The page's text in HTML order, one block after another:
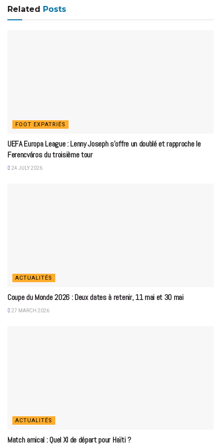
Related Posts
FOOT EXPATRIÉS
UEFA Europa League : Lenny Joseph s’offre un doublé et rapproche le
Ferencváros du troisième tour
24 JULY 2026
ACTUALITÉS
Coupe du Monde 2026 : Deux dates à retenir, 11 mai et 30 mai
27 MARCH 2026
ACTUALITÉS
Match amical : Quel XI de départ pour Haïti ?